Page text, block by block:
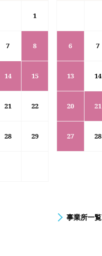
1
7 8
14 15
21 22
28 29
6 7
13 14
20 21
27 28
事業所一覧